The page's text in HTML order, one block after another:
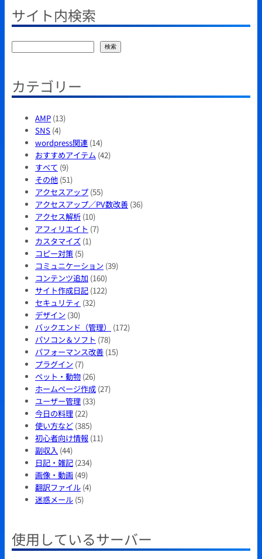
サイト内検索
検索
カテゴリー
AMP (13)
SNS (4)
wordpress関連 (14)
おすすめアイテム (42)
すべて (9)
その他 (51)
アクセスアップ (55)
アクセスアップ／PV数改善 (36)
アクセス解析 (10)
アフィリエイト (7)
カスタマイズ (1)
コピー対策 (5)
コミュニケーション (39)
コンテンツ追加 (160)
サイト作成日記 (122)
セキュリティ (32)
デザイン (30)
バックエンド（管理）
(172)
パソコン＆ソフト (78)
パフォーマンス改善 (15)
プラグイン (7)
ペット・動物 (26)
ホームページ作成 (27)
ユーザー管理 (33)
今日の料理 (22)
使い方など (385)
初心者向け情報 (11)
副収入 (44)
日記・雑記 (234)
画像・動画 (49)
翻訳ファイル (4)
迷惑メール (5)
使用しているサーバー